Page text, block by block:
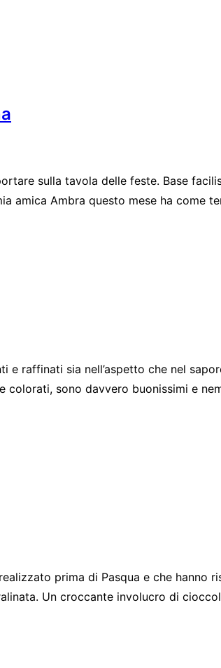
sulla tavola delle feste. Base
amica Ambra questo mese ha come
raffinati sia nell’aspetto che nel
sono davvero buonissimi e
prima di Pasqua e che hanno
Un croccante involucro di